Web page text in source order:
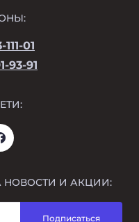
01
93-91
И АКЦИИ:
Подписаться